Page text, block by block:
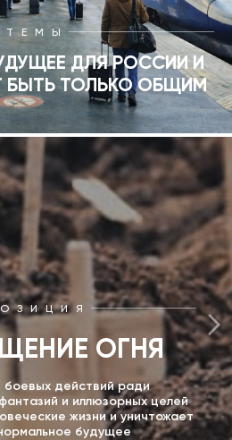
ДЛЯ РОССИИ И
ТОЛЬКО ОБЩИМ
ОГНЯ
действий ради
и иллюзорных целей
жизни и уничтожает
будущее